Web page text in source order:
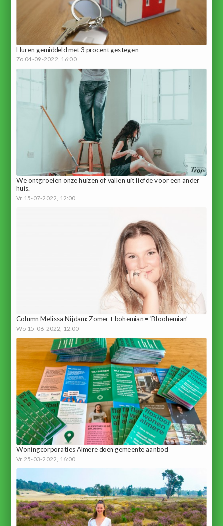
Huren gemiddeld met 3 procent gestegen
Zo 04-09-2022, 16:00
We ontgroeien onze huizen of vallen uit liefde voor een ander
huis.
Vr 15-07-2022, 12:00
Column Melissa Nijdam: Zomer + bohemian = ‘Bloohemian’
Wo 15-06-2022, 12:00
Woningcorporaties Almere doen gemeente aanbod
Vr 25-03-2022, 16:00